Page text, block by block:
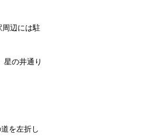
辺には駐
星の井通り
を左折し